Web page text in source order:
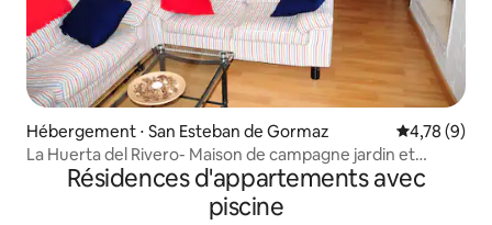
Hébergement ⋅ San Esteban de Gormaz Évaluation
4,78 (9)
La Huerta del Rivero- Maison de campagne jardin et
piscineRésidences d'appartements avec
piscine